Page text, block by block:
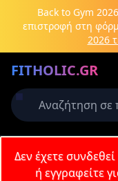
Μετάβαση στο κύριο
Back to Gym 2026
επιστροφή στη
2026
FITHOLIC.GR
Πρωτεΐνες Pre-
Δεν έχετε
ή εγγραφείτε
Σύνδεση